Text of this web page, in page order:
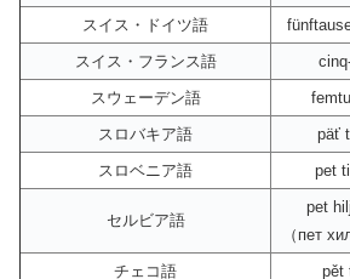
スイス・ドイツ語
スイス・フランス語
スウェーデン語
スロバキア語
päť
スロベニア語
pet
セルビア語
pet
（пет
チェコ語
pět